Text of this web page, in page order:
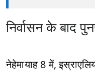
निर्वासन के बाद
नेहेमायाह 8 में,